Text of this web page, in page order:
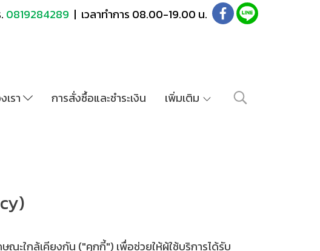
0819284289 | เวลาทำการ 08.00-19.00 น.
เรา การสั่งซื้อและชำระเงิน เพิ่มเติม
ณะใกล้เคียงกัน ("คุกกี้") เพื่อช่วยให้ผู้ใช้บริการได้รับ